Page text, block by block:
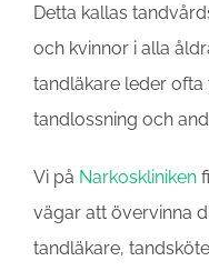
Detta kallas
och kvinnor i alla
tandläkare leder ofta
tandlossning och
Vi på Narkoskliniken
vägar att övervinna
tandläkare,